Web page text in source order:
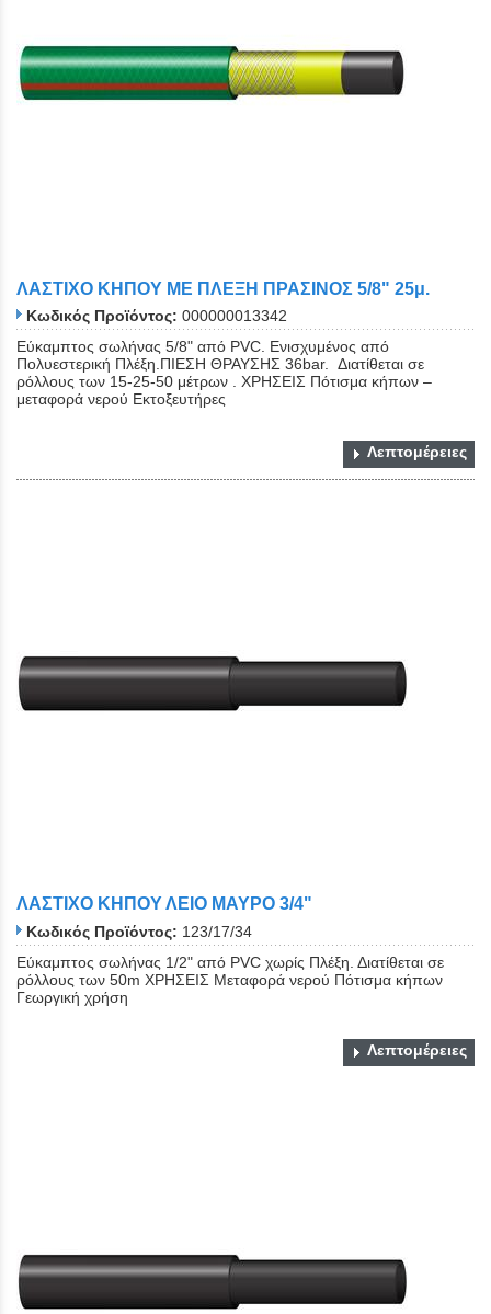
ΛΑΣΤΙΧΟ ΚΗΠΟΥ ΜΕ ΠΛΕΞΗ ΠΡΑΣΙΝΟΣ 5/8" 25μ.
Κωδικός Προϊόντος: 000000013342
Εύκαμπτος σωλήνας 5/8" από PVC. Eνισχυμένος από
Πολυεστερική Πλέξη.ΠΙΕΣΗ ΘΡΑΥΣΗΣ 36bar. Διατίθεται σε
ρόλλους των 15-25-50 μέτρων . ΧΡΗΣΕΙΣ Πότισμα κήπων –
μεταφορά νερού Εκτοξευτήρες
Λεπτομέρειες
ΛΑΣΤΙΧΟ ΚΗΠΟΥ ΛΕΙΟ ΜΑΥΡΟ 3/4"
Κωδικός Προϊόντος: 123/17/34
Εύκαμπτος σωλήνας 1/2" από PVC χωρίς Πλέξη. Διατίθεται σε
ρόλλους των 50m ΧΡΗΣΕΙΣ Μεταφορά νερού Πότισμα κήπων
Γεωργική χρήση
Λεπτομέρειες